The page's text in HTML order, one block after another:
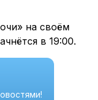
на своём
в 19:00.